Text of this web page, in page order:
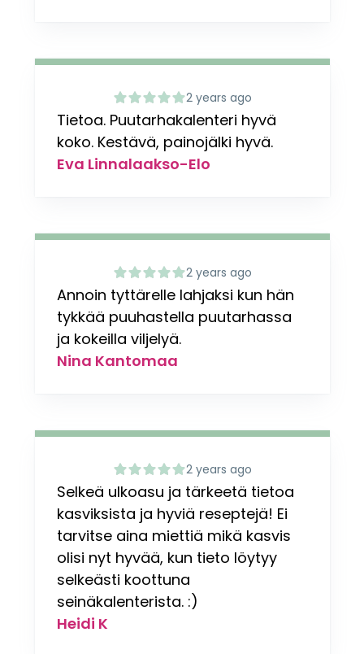
2 years ago
Tietoa. Puutarhakalenteri hyvä
koko. Kestävä, painojälki hyvä.
Eva Linnalaakso-Elo
2 years ago
Annoin tyttärelle lahjaksi kun hän
tykkää puuhastella puutarhassa
ja kokeilla viljelyä.
Nina Kantomaa
2 years ago
Selkeä ulkoasu ja tärkeetä tietoa
kasviksista ja hyviä reseptejä! Ei
tarvitse aina miettiä mikä kasvis
olisi nyt hyvää, kun tieto löytyy
selkeästi koottuna
seinäkalenterista. :)
Heidi K